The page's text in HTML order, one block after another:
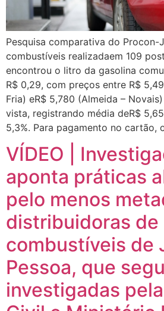
Pesquisa comparativa do Procon-
combustíveis realizadaem 109
encontrou o litro da gasolina
R$ 0,29, com preços entre R$
Fria) eR$ 5,780 (Almeida –
vista, registrando média deR$
5,3%. Para pagamento no cartão,
VÍDEO |
aponta práticas
pelo menos
distribuidoras de
combustíveis de
Pessoa, que
investigadas